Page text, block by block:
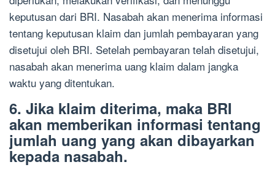
keputusan dari BRI. Nasabah akan menerima informasi
tentang keputusan klaim dan jumlah pembayaran yang
disetujui oleh BRI. Setelah pembayaran telah disetujui,
nasabah akan menerima uang klaim dalam jangka
waktu yang ditentukan.
6. Jika klaim diterima, maka BRI
akan memberikan informasi tentang
jumlah uang yang akan dibayarkan
kepada nasabah.